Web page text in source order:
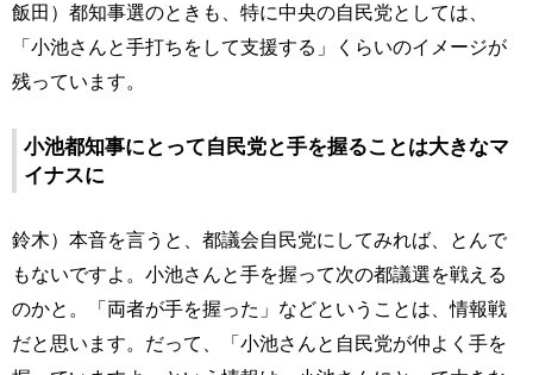
飯田）都知事選のときも、特に中央の自民党としては、
「小池さんと手打ちをして支援する」くらいのイメージが
残っています。
小池都知事にとって自民党と手を握ることは大きなマ
イナスに
鈴木）本音を言うと、都議会自民党にしてみれば、とんで
もないですよ。小池さんと手を握って次の都議選を戦える
のかと。「両者が手を握った」などということは、情報戦
だと思います。だって、「小池さんと自民党が仲よく手を